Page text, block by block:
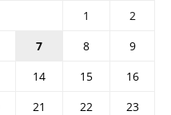
1
2
7 8
9
14 15
16
21 22
23